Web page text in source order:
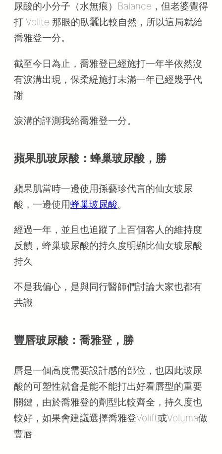
尿酸的小分子（水無痕）Balance，但老婆覺得
打 Volite 那眼的臥蠶比較自然，所以這局就給
喬雅登一分。
截至今日為止，喬雅登已經施打一年半依然沒
有淚溝出現，保柔緹施打未滿一年已經幾乎代
謝
淚溝的評測我給喬雅登一分。
蘋果肌玻尿酸：蜂巢玻尿酸，勝
蘋果肌當時一邊使用孫藝珍代言的仙女玻尿
酸，一邊使用蜂巢玻尿酸。
經過一年，並且也追蹤了上百個客人的維持度
反饋，蜂巢玻尿酸的持久度明顯比仙女玻尿酸
持久
不是我偏心，是與同行醫師們討論大家也都有
共識
豐唇玻尿酸：喬雅登，勝
唇是一個高度需要設計感的部位，也因此玻尿
酸的可塑性就會是能不能打出好看唇型的重要
關鍵，由於喬雅登的劑型比較齊全，持久度也
較好，如果會建議選擇喬雅登Volift或Voluma做
豐唇